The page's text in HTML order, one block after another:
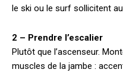
le ski ou le surf sollicitent
2 – Prendre l’escalier
Plutôt que l’ascenseur.
muscles de la jambe :